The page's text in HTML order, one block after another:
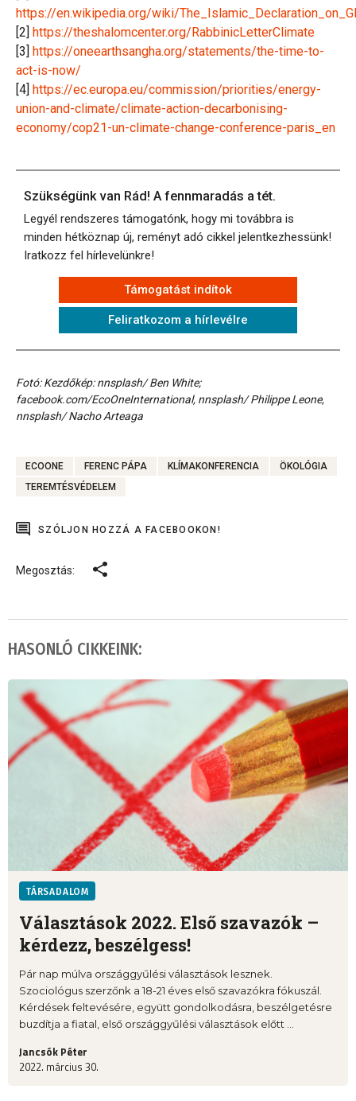
https://en.wikipedia.org/wiki/
[2] https://theshalomcenter.org/RabbinicLetterClimate
[3] https://oneearthsangha.org/statements/the-time-to-
act-is-now/
[4] https://ec.europa.eu/commission/priorities/energy-
union-and-climate/climate-action-decarbonising-
economy/cop21-un-climate-change-conference-paris_en
Szükségünk van Rád! A fennmaradás a tét.
Legyél rendszeres támogatónk, hogy mi továbbra is
minden hétköznap új, reményt adó cikkel jelentkezhessünk!
Iratkozz fel hírlevelünkre!
Támogatást indítok
Feliratkozom a hírlevélre
Fotó: Kezdőkép: nnsplash/ Ben White;
facebook.com/EcoOneInternational, nnsplash/ Philippe Leone,
nnsplash/ Nacho Arteaga
ECOONE FERENC PÁPA KLÍMAKONFERENCIA
ÖKOLÓGIA
TEREMTÉSVÉDELEM
SZÓLJON HOZZÁ A FACEBOOKON!
Megosztás:
HASONLÓ CIKKEINK:
TÁRSADALOM
Választások 2022. Első szavazók –
kérdezz, beszélgess!
Pár nap múlva országgyűlési választások lesznek.
Szociológus szerzőnk a 18-21 éves első szavazókra fókuszál.
Kérdések feltevésére, együtt gondolkodásra, beszélgetésre
buzdítja a fiatal, első országgyűlési választások előtt ...
Jancsók Péter
2022. március 30.